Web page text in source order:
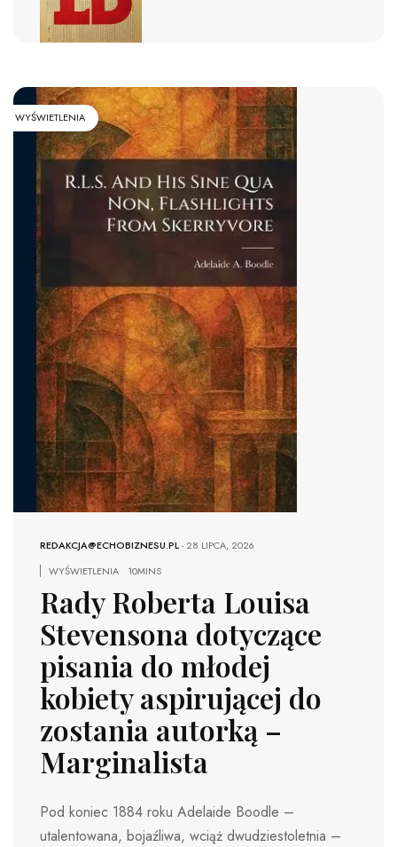
WYŚWIETLENIA
REDAKCJA@ECHOBIZNESU.PL-28 LIPCA, 2026
WYŚWIETLENIA
10MINS
Rady Roberta Louisa
Stevensona dotyczące
pisania do młodej
kobiety aspirującej do
zostania autorką –
Marginalista
Pod koniec 1884 roku Adelaide Boodle –
utalentowana, bojaźliwa, wciąż dwudziestoletnia –